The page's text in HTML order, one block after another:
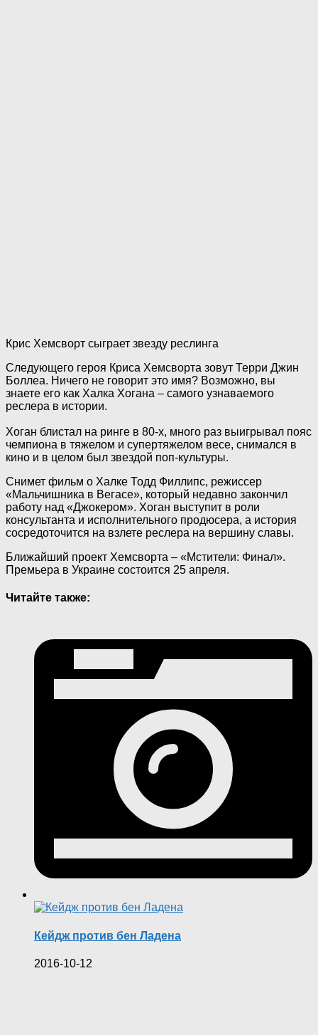
Крис Хемсворт сыграет звезду реслинга
Следующего героя Криса Хемсворта зовут Терри Джин
Боллеа. Ничего не говорит это имя? Возможно, вы
знаете его как Халка Хогана – самого узнаваемого
реслера в истории.
Хоган блистал на ринге в 80-х, много раз выигрывал пояс
чемпиона в тяжелом и супертяжелом весе, снимался в
кино и в целом был звездой поп-культуры.
Снимет фильм о Халке Тодд Филлипс, режиссер
«Мальчишника в Вегасе», который недавно закончил
работу над «Джокером». Хоган выступит в роли
консультанта и исполнительного продюсера, а история
сосредоточится на взлете реслера на вершину славы.
Ближайший проект Хемсворта – «Мстители: Финал».
Премьера в Украине состоится 25 апреля.
Читайте также:
Кейдж против бен Ладена
2016-10-12